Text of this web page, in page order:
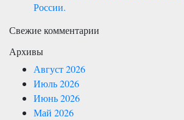
России.
Свежие комментарии
Архивы
Август 2026
Июль 2026
Июнь 2026
Май 2026